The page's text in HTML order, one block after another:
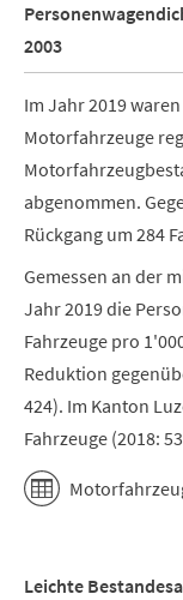
2003
Im Jahr 2019
Motorfahrzeuge
abgenommen.
Rückgang um 284
Gemessen an der
Jahr 2019 die
Fahrzeuge pro
Reduktion
424). Im Kanton
Fahrzeuge (2018:
Leichte